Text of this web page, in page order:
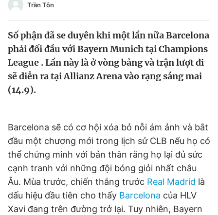
Chào ngày mới Tin 24h
Tin thị trường Tin 360
Video
Sản phẩm khác
Tiện ích Bạn cần biết
Thông tin tòa soạn Liên hệ quảng cáo
Đăng xuất
Trần Tôn
Số phận đã se duyên khi một lần nữa Barcelona
phải đối đầu với Bayern Munich tại Champions
League . Lần này là ở vòng bảng và trận lượt đi
sẽ diễn ra tại Allianz Arena vào rạng sáng mai
(14.9).
Barcelona sẽ có cơ hội xóa bỏ nỗi ám ảnh và bắt
đầu một chương mới trong lịch sử CLB nếu họ có
thể chứng minh với bản thân rằng họ lại đủ sức
cạnh tranh với những đội bóng giỏi nhất châu
Âu. Mùa trước, chiến thắng trước Real Madrid là
dấu hiệu đầu tiên cho thấy Barcelona của HLV
Xavi đang trên đường trở lại. Tuy nhiên, Bayern